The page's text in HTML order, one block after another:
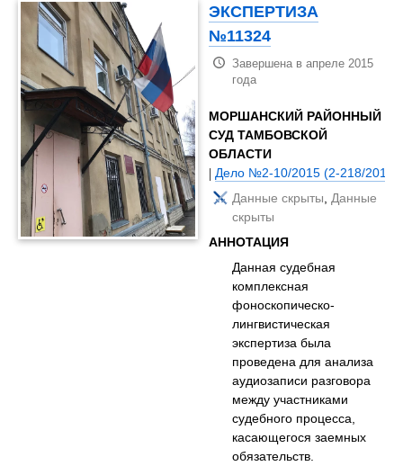
ЭКСПЕРТИЗА
№11324
Завершена в апреле 2015
года
МОРШАНСКИЙ РАЙОННЫЙ
СУД ТАМБОВСКОЙ
ОБЛАСТИ
|Дело №2-10/2015 (2-218/
Данные скрыты,Данные
скрыты
АННОТАЦИЯ
Данная судебная
комплексная
фоноскопическо-
лингвистическая
экспертиза была
проведена для анализа
аудиозаписи разговора
между участниками
судебного процесса,
касающегося заемных
обязательств.